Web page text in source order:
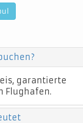
garantierte
Flughafen.